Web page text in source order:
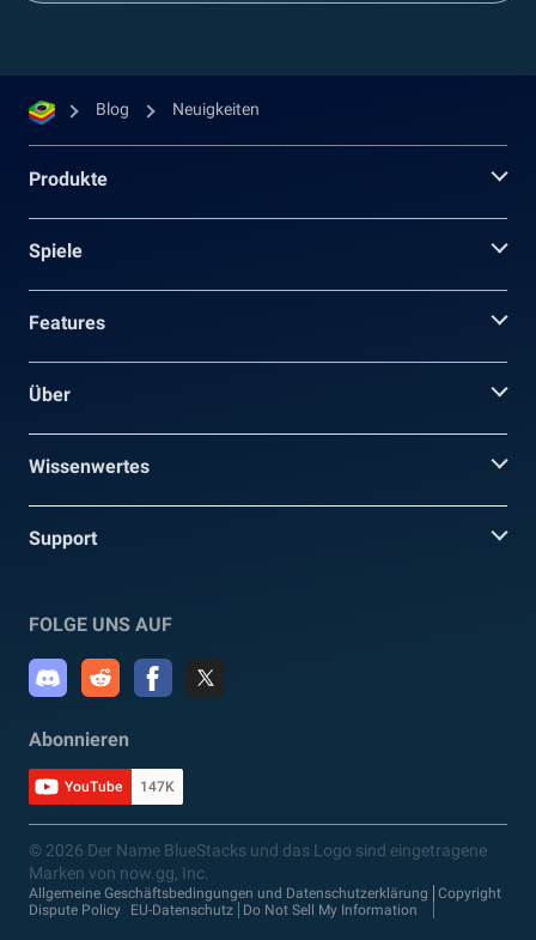
Blog Neuigkeiten
Produkte
Spiele
Features
Über
Wissenwertes
Support
FOLGE UNS AUF
Abonnieren
YouTube 147K
© 2026 Der Name BlueStacks und das Logo sind eingetragene
Marken von now.gg, Inc.
Allgemeine Geschäftsbedingungen und Datenschutzerklärung
Copyright
Dispute Policy
EU-Datenschutz Do Not Sell My Information